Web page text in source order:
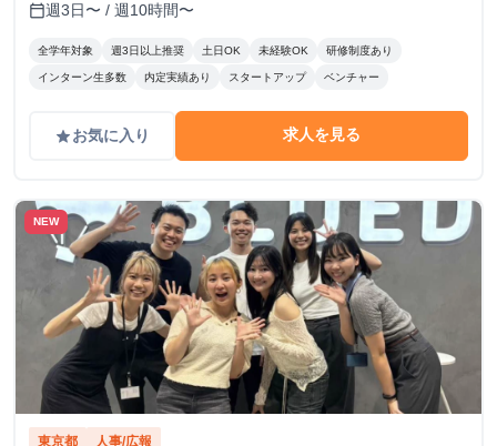
で月30〜50万円を作る”経験ができます。
calendar_today週3日〜 / 週10時間〜
全学年対象 週3日以上推奨 土日OK 未経験OK 研修制度あり
インターン生多数 内定実績あり スタートアップ ベンチャー
gradeお気に入り 求人を見る
NEW
東京都 人事/広報